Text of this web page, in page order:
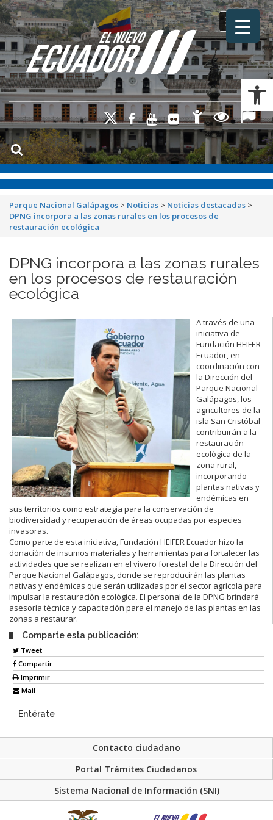
Toggle
Parque Nacional Galápagos > Noticias > Noticias destacadas >
DPNG incorpora a las zonas rurales en los procesos de
restauración ecológica
DPNG incorpora a las zonas rurales
en los procesos de restauración
ecológica
A través de una
iniciativa de
Fundación HEIFER
Ecuador, en
coordinación con
la Dirección del
Parque Nacional
Galápagos, los
agricultores de la
isla San Cristóbal
contribuirán a la
restauración
ecológica de la
zona rural,
incorporando
plantas nativas y
endémicas en
sus territorios como estrategia para la conservación de
biodiversidad y recuperación de áreas ocupadas por especies
invasoras.
Como parte de esta iniciativa, Fundación HEIFER Ecuador hizo la
donación de insumos materiales y herramientas para fortalecer las
actividades que se realizan en el vivero forestal de la Dirección del
Parque Nacional Galápagos, donde se reproducirán las plantas
nativas y endémicas que serán utilizadas por el sector agrícola para
impulsar la restauración ecológica. El personal de la DPNG brindará
asesoría técnica y capacitación para el manejo de las plantas en las
zonas a restaurar.
Comparte esta publicación:
Tweet
Compartir
Imprimir
Mail
Entérate
Contacto ciudadano
Portal Trámites Ciudadanos
Sistema Nacional de Información (SNI)